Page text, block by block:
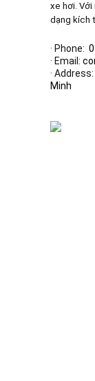
xe hơi. Với
dạng kích
· Phone:
· Email:
· Address:
Minh